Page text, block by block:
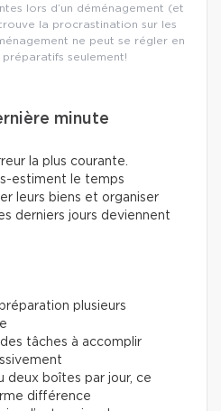
lors d’un déménagement (et
la procrastination sur les
ne peut se régler en
préparatifs seulement!
minute
la plus courante.
estiment le temps
leurs biens et organiser
derniers jours deviennent
plusieurs
tâches à accomplir
deux boîtes par jour, ce
différence